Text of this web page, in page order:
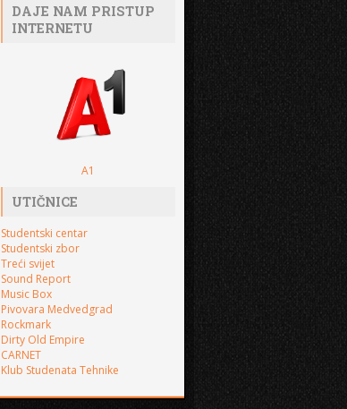
DAJE NAM PRISTUP
INTERNETU
A1
UTIČNICE
Studentski centar
Studentski zbor
Treći svijet
Sound Report
Music Box
Pivovara Medvedgrad
Rockmark
Dirty Old Empire
CARNET
Klub Studenata Tehnike